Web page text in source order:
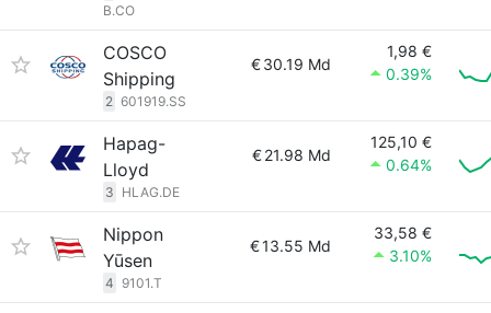
B.CO
COSCO
Shipping
2 601919.SS
€30.19 Md
1,98 €
0.39%
Hapag-
Lloyd
3 HLAG.DE
€21.98 Md
125,10 €
0.64%
Nippon
Yūsen
4 9101.T
€13.55 Md
33,58 €
3.10%